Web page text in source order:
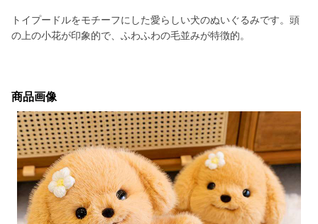
トイプードルをモチーフにした愛らしい犬のぬいぐるみです。頭
の上の小花が印象的で、ふわふわの毛並みが特徴的。
商品画像